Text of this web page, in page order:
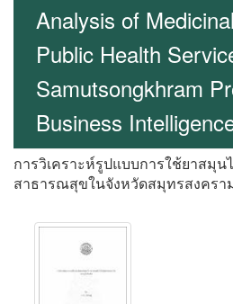
Analysis of
Public Health
Samutsongkhram
Business
การวิเคราะห์รูปแบบการใช้ยาสมุ
สาธารณสุขในจังหวัดสมุทรสงครา